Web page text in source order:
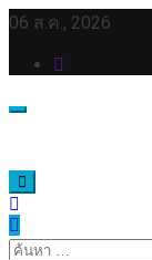
Skip
content
06 ส.ค., 2026
ค้นหา